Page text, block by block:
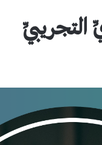
التجريبيِّ